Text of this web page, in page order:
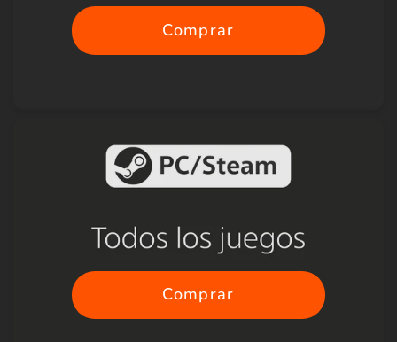
Comprar
Comprar